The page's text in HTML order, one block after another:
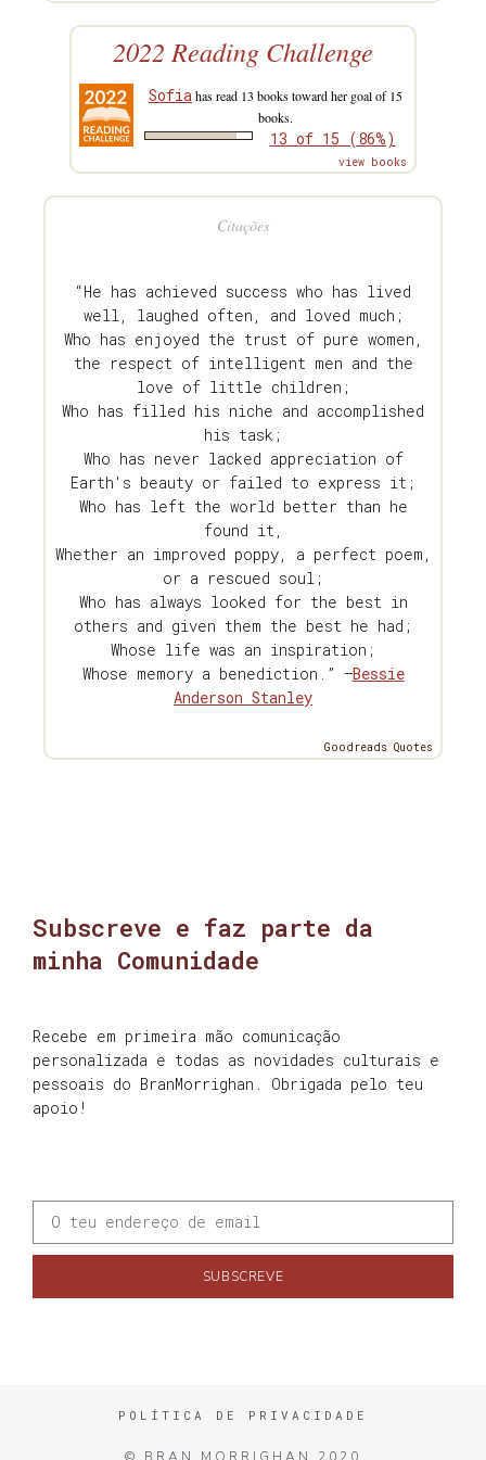
2022 Reading Challenge
Sofiahas read 13 books toward her goal of 15
books.
13 of 15 (86%)
view books
Citações
“He has achieved success who has lived
well, laughed often, and loved much;
Who has enjoyed the trust of pure women,
the respect of intelligent men and the
love of little children;
Who has filled his niche and accomplished
his task;
Who has never lacked appreciation of
Earth's beauty or failed to express it;
Who has left the world better than he
found it,
Whether an improved poppy, a perfect poem,
or a rescued soul;
Who has always looked for the best in
others and given them the best he had;
Whose life was an inspiration;
Whose memory a benediction.” —Bessie
Anderson Stanley
Goodreads Quotes
Subscreve e faz parte da
minha Comunidade
Recebe em primeira mão comunicação
personalizada e todas as novidades culturais e
pessoais do BranMorrighan. Obrigada pelo teu
apoio!
SUBSCREVE
POLÍTICA DE PRIVACIDADE